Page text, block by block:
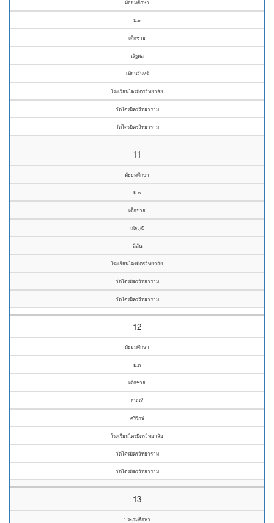
มัธยมศึกษา
ม.๑
เด็กชาย
ณัฐพล
เทียนจันทร์
โรงเรียนไตรมิตรวิทยาลัย
วัดไตรมิตรวิทยาราม
วัดไตรมิตรวิทยาราม
11
มัธยมศึกษา
ม.๓
เด็กชาย
ณัฐวุฒิ
ลิลัน
โรงเรียนไตรมิตรวิทยาลัย
วัดไตรมิตรวิทยาราม
วัดไตรมิตรวิทยาราม
12
มัธยมศึกษา
ม.๓
เด็กชาย
ธนนท์
ศรีรักษ์
โรงเรียนไตรมิตรวิทยาลัย
วัดไตรมิตรวิทยาราม
วัดไตรมิตรวิทยาราม
13
ประถมศึกษา